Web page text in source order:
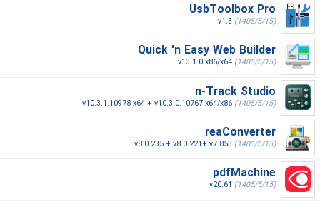
UsbToolbox Pro
v1.3 (1405/5/15)
Quick 'n Easy Web Builder
v13.1.0 x86/x64 (1405/5/15)
n-Track Studio
v10.3.1.10978 x64 + v10.3.0.10767 x64/x86 (1405/5/15)
reaConverter
v8.0.235 + v8.0.221+ v7.853 (1405/5/15)
pdfMachine
v20.61 (1405/5/15)